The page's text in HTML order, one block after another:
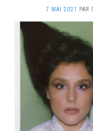
7 MAI 2021 PAR